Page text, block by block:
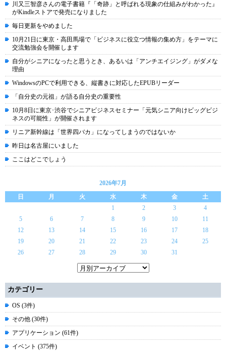
川又三智彦さんの電子書籍『「奇跡」と呼ばれる現象の仕組みがわかった』
がKindleストアで発売になりました
毎日更新をやめました
10月21日に東京・高田馬場で「ビジネスに役立つ情報の集め方」をテーマに
交流勉強会を開催します
自分がシニアになったと思うとき、あるいは「アンチエイジング」がダメな
理由
WindowsのPCで利用できる、縦書きに対応したEPUBリーダー
「自分史の元祖」が語る自分史の重要性
10月8日に東京･渋谷でシニアビジネスセミナー「元気シニア向けビッグビジ
ネスの可能性」が開催されます
リニア新幹線は「世界四バカ」になってしまうのではないか
昨日は名古屋にいました
ここはどこでしょう
2026年7月
日
月 火 水 木 金
土
1
2 3
4
5
6 7 8 9 10
11
12
13 14 15 16 17
18
19
20 21 22 23 24
25
26
27 28 29 30 31
カテゴリー
OS (3件)
その他 (30件)
アプリケーション (61件)
イベント (375件)